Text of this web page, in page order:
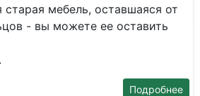
мебель, оставшаяся от
- вы можете ее оставить
Подробнее